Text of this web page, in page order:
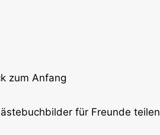
zum Anfang
für Freunde teilen